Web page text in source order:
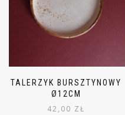
TALERZYK BURSZTYNOWY
Ø12CM
42,00 ZŁ